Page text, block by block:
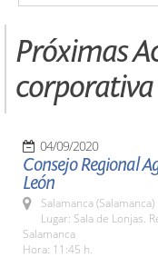
Próximas
corporativa
04/09/2020
Consejo Regional
León
Salamanca (Salamanca)
Lugar: Sala de Lonjas.
Salamanca
Hora: 11:45 h.